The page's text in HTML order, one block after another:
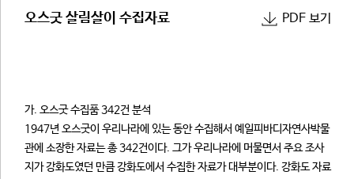
오스굿 살림살이 수집자료 PDF 보기
가. 오스굿 수집품 342건 분석
1947년 오스굿이 우리나라에 있는 동안 수집해서 예일피바디자연사박물
관에 소장한 자료는 총 342건이다. 그가 우리나라에 머물면서 주요 조사
지가 강화도였던 만큼 강화도에서 수집한 자료가 대부분이다. 강화도 자료